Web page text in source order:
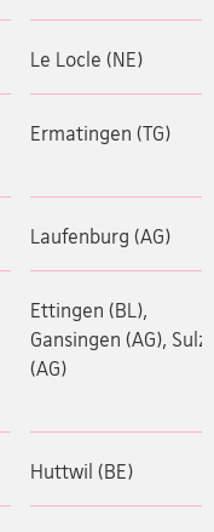
Le Locle (NE)
Ermatingen (TG)
Laufenburg (AG)
Ettingen (BL),
Gansingen (AG), Sulz
(AG)
Huttwil (BE)